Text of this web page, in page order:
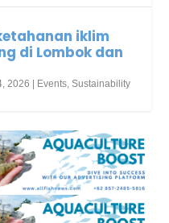
iklim
di Lombok dan
2026 | Events,Sustainability